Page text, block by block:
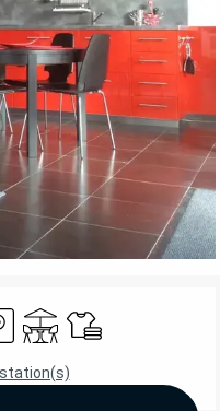
TerrasseDraps et linge